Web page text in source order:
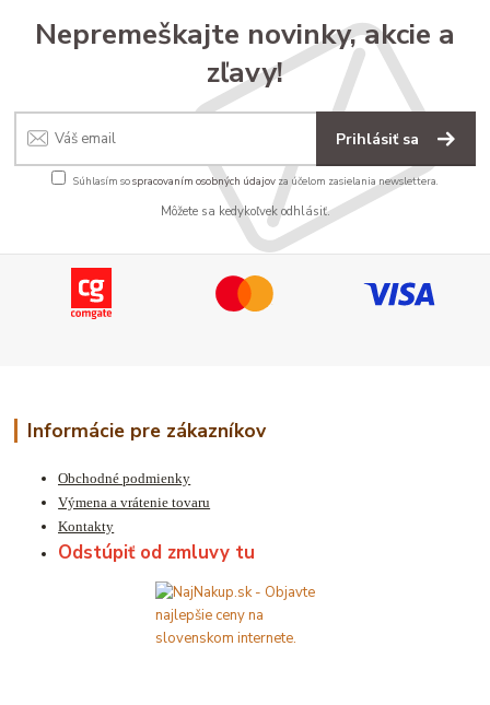
Nepremeškajte novinky, akcie a
zľavy!
Prihlásiť sa
Súhlasím sospracovaním osobných údajov za účelom zasielania newslettera.
Môžete sa kedykoľvek odhlásiť.
Informácie pre zákazníkov
Obchodné podmienky
Výmena a vrátenie tovaru
Kontakty
Odstúpiť od zmluvy tu